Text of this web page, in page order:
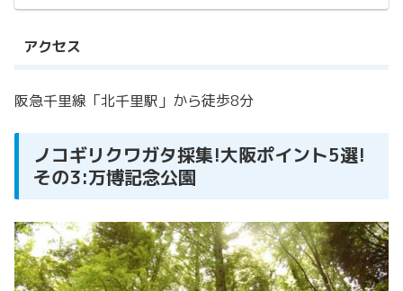
アクセス
阪急千里線「北千里駅」から徒歩8分
ノコギリクワガタ採集!大阪ポイント5選!
その3:万博記念公園